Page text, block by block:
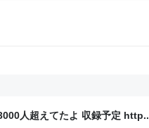
人超えてたよ 収録予定 http..